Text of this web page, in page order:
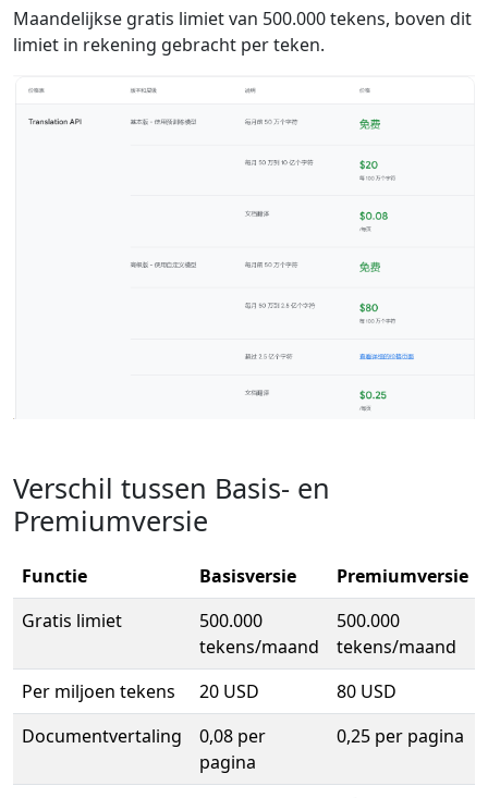
Maandelijkse gratis limiet van 500.000 tekens, boven dit
limiet in rekening gebracht per teken.
Verschil tussen Basis- en
Premiumversie
Functie Basisversie
Premiumversie
Gratis limiet
500.000
tekens/maand
500.000
tekens/maand
Per miljoen tekens
20 USD
80 USD
Documentvertaling
0,08 per
pagina
0,25 per pagina